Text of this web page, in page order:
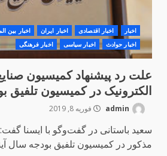
اخبار اخبار اقتصادی اخبار ایران اخبار بین
اخبار حوادث
اخبار سیاسی اخبار فرهنگی
علت رد پیشنهاد کمیسیون
الکترونیک در کمیسیون تلفیق
فوریه 8, 2019
سعید باستانی در گفت‌وگو با ایسنا
مذکور در کمیسیون تلفیق بودجه سال